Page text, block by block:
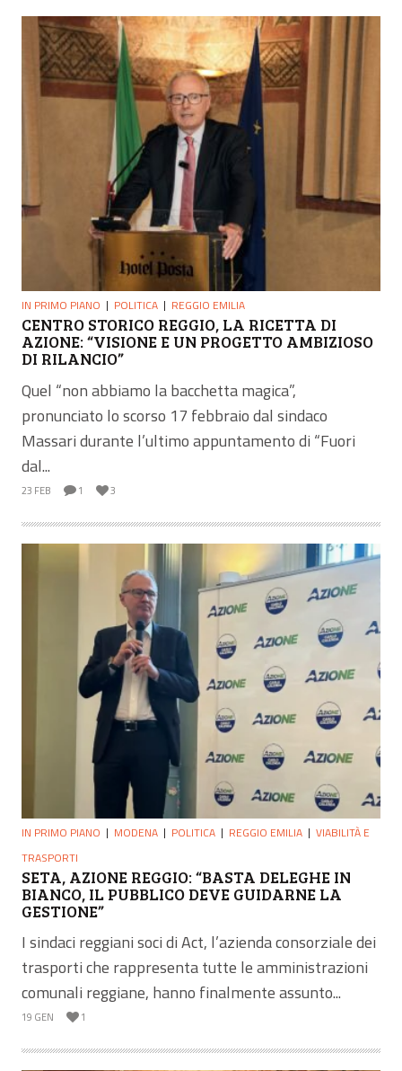
IN PRIMO PIANO POLITICA REGGIO EMILIA
CENTRO STORICO REGGIO, LA RICETTA DI
AZIONE: “VISIONE E UN PROGETTO AMBIZIOSO
DI RILANCIO”
Quel “non abbiamo la bacchetta magica”,
pronunciato lo scorso 17 febbraio dal sindaco
Massari durante l’ultimo appuntamento di “Fuori
dal...
23 FEB 1 3
IN PRIMO PIANO MODENA POLITICA REGGIO EMILIA
VIABILITÀ E
TRASPORTI
SETA, AZIONE REGGIO: “BASTA DELEGHE IN
BIANCO, IL PUBBLICO DEVE GUIDARNE LA
GESTIONE”
I sindaci reggiani soci di Act, l’azienda consorziale dei
trasporti che rappresenta tutte le amministrazioni
comunali reggiane, hanno finalmente assunto...
19 GEN 1